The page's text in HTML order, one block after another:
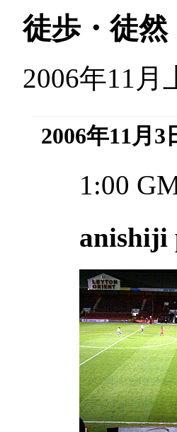
徒歩・徒然
2006年11月
2006年11月3
1:00
anishiji